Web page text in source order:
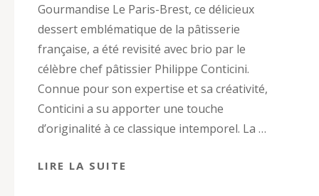
Gourmandise Le Paris-Brest, ce délicieux
dessert emblématique de la pâtisserie
française, a été revisité avec brio par le
célèbre chef pâtissier Philippe Conticini.
Connue pour son expertise et sa créativité,
Conticini a su apporter une touche
d’originalité à ce classique intemporel. La …
LIRE LA SUITE